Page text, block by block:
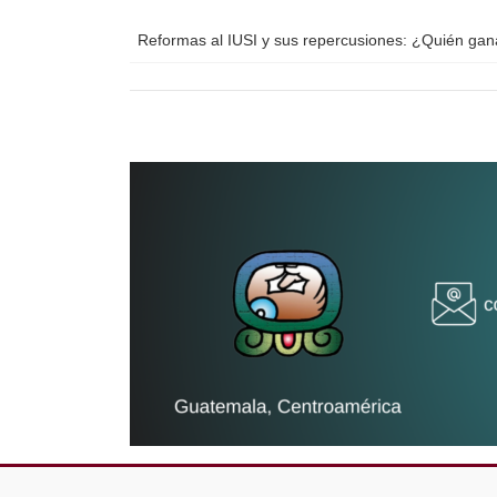
Reformas al IUSI y sus repercusiones: ¿Quién